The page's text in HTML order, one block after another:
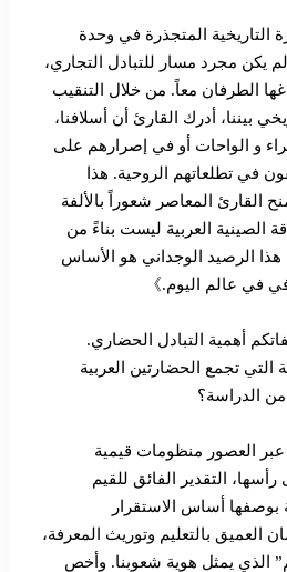
التاريخية المتجذرة في وحدة
يكن مجرد مسار للتبادل التجاري،
الطرفان معاً. من خلال التنقيب
بيننا، أدرك القارئ أن أسلافنا،
و الواحات أو في إصرارهم على
في تطلعاتهم الروحية. هذا
القارئ المعاصر شعوراً بالألفة
الصينية العربية ليست بناءً من
الرصيد الوجداني هو الأساس
في عالم اليوم.》
أهمية التبادل الحضاري.
التي تجمع الحضارتين العربية
الدراسة؟
العصور منظومات قيمية
التقدير الفائق للقيم
بوصفها أساس الاستقرار
العميق بالتعليم وتوريث المعرفة،
الذي يمثل هوية شعوبنا. وأخص